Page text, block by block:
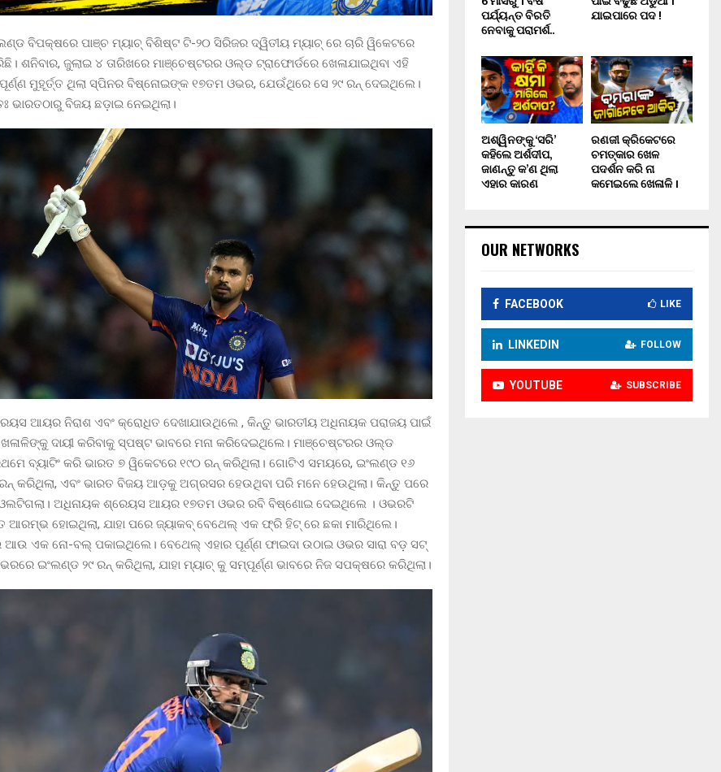
ବିପକ୍ଷରେ ପାଞ୍ଚ ମ୍ୟାଚ୍ ବିଶିଷ୍ଟ ଟି-୨୦ ସିରିଜର ଦ୍ୱିତୀୟ ମ୍ୟାଚ୍ ରେ ଚାରି ୱିକେଟରେ
ଶନିବାର, ଜୁଲାଇ ୪ ତାରିଖରେ ମାଞ୍ଚେଷ୍ଟରର ଓଲ୍ଡ ଟ୍ରାଫୋର୍ଡରେ ଖେଳାଯାଇଥିବା ଏହି
ମୁହୂର୍ତ୍ତ ଥିଲା ସ୍ପିନର ବିଷ୍ନୋଇଙ୍କ ୧୭ତମ ଓଭର, ଯେଉଁଥିରେ ସେ ୨୯ ରନ୍ ଦେଇଥିଲେ।
ଭାରତଠାରୁ ବିଜୟ ଛଡ଼ାଇ ନେଇଥିଲା।
ଆୟର ନିରାଶ ଏବଂ କ୍ରୋଧିତ ଦେଖାଯାଉଥିଲେ , କିନ୍ତୁ ଭାରତୀୟ ଅଧିନାୟକ ପରାଜୟ ପାଇଁ
ଦାୟୀ କରିବାକୁ ସ୍ପଷ୍ଟ ଭାବରେ ମନା କରିଦେଇଥିଲେ। ମାଞ୍ଚେଷ୍ଟରର ଓଲ୍ଡ
ବ୍ୟାଟିଂ କରି ଭାରତ ୭ ୱିକେଟରେ ୧୯୦ ରନ୍ କରିଥିଲା। ଗୋଟିଏ ସମୟରେ, ଇଂଲଣ୍ଡ ୧୬
କରିଥିଲା, ଏବଂ ଭାରତ ବିଜୟ ଆଡ଼କୁ ଅଗ୍ରସର ହେଉଥିବା ପରି ମନେ ହେଉଥିଲା। କିନ୍ତୁ ପରେ
ଓଲଟିଗଲା। ଅଧିନାୟକ ଶ୍ରେୟସ ଆୟର ୧୭ତମ ଓଭର ରବି ବିଷ୍ଣୋଇ ଦେଇଥିଲେ । ଓଭରଟି
ହୋଇଥିଲା, ଯାହା ପରେ ଜ୍ୟାକବ୍ ବେଥେଲ୍ ଏକ ଫ୍ରି ହିଟ୍ ରେ ଛକା ମାରିଥିଲେ।
ଆଉ ଏକ ନୋ-ବଲ୍ ପକାଇଥିଲେ। ବେଥେଲ୍ ଏହାର ପୂର୍ଣ୍ଣ ଫାଇଦା ଉଠାଇ ଓଭର ସାରା ବଡ଼ ସଟ୍
ଇଂଲଣ୍ଡ ୨୯ ରନ୍ କରିଥିଲା, ଯାହା ମ୍ୟାଚ୍ କୁ ସମ୍ପୂର୍ଣ୍ଣ ଭାବରେ ନିଜ ସପକ୍ଷରେ କରିଥିଲା।
ପର୍ଯ୍ୟନ୍ତ ବିରତି
ନେବାକୁ ପରାମର୍ଶ..
ଯାଇପାରେ ପଦ !
ଅଶ୍ୱିନଙ୍କୁ ‘ସରି’
କହିଲେ ଅର୍ଶଦୀପ,
ଜାଣନ୍ତୁ କ’ଣ ଥିଲା
ଏହାର କାରଣ
ରଣଜୀ କ୍ରିକେଟରେ
ଚମତ୍କାର ଖେଳ
ପଦର୍ଶନ କରି ନା
କମେଇଲେ ଖେଳାଳି ।
OUR NETWORKS
FACEBOOK LIKE
LINKEDIN FOLLOW
YOUTUBE SUBSCRIBE